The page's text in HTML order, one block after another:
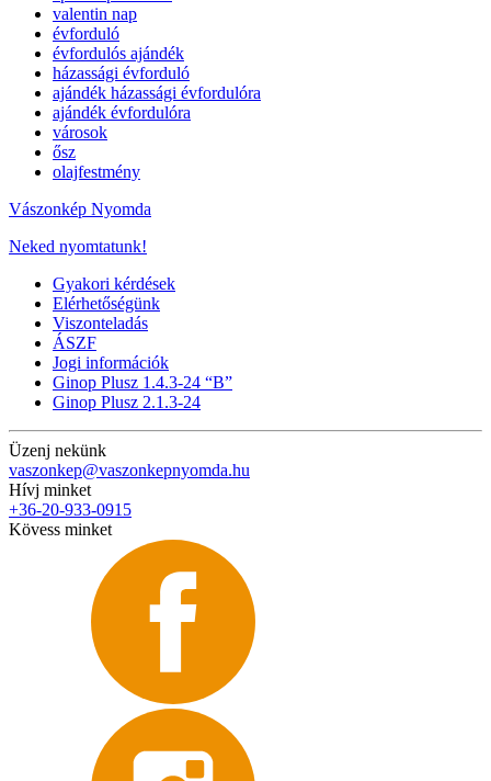
valentin nap
évforduló
évfordulós ajándék
házassági évforduló
ajándék házassági évfordulóra
ajándék évfordulóra
városok
ősz
olajfestmény
Vászonkép Nyomda
Neked nyomtatunk!
Gyakori kérdések
Elérhetőségünk
Viszonteladás
ÁSZF
Jogi információk
Ginop Plusz 1.4.3-24 “B”
Ginop Plusz 2.1.3-24
Üzenj nekünk
vaszonkep@vaszonkepnyomda.hu
Hívj minket
+36-20-933-0915
Kövess minket